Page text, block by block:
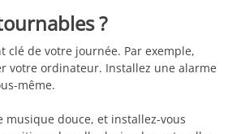
?
de votre journée. Par exemple,
votre ordinateur. Installez une alarme
même.
musique douce, et installez-vous